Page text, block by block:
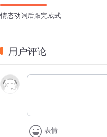
情态动词后跟完成式
用户评论
表情